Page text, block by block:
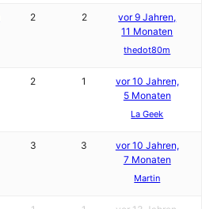
2 2
vor 9 Jahren,
11 Monaten
thedot80m
2 1
vor 10 Jahren,
5 Monaten
La Geek
3 3
vor 10 Jahren,
7 Monaten
Martin